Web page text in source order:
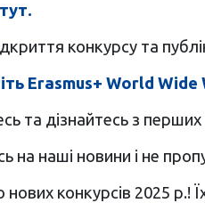
конкурсу та
Erasmus+ World
та дізнайтесь з
на наші новини і не
нових конкурсів 2025 р.!